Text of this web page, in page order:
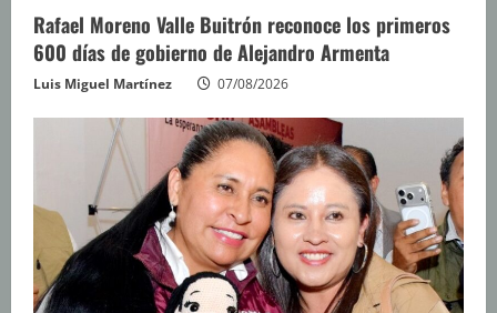
Rafael Moreno Valle Buitrón reconoce los primeros
600 días de gobierno de Alejandro Armenta
Luis Miguel Martínez 07/08/2026